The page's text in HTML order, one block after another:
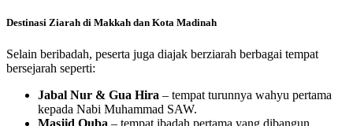
Destinasi Ziarah di Makkah dan Kota Madinah
Selain beribadah, peserta juga diajak berziarah berbagai tempat
bersejarah seperti:
Jabal Nur & Gua Hira – tempat turunnya wahyu pertama
kepada Nabi Muhammad SAW.
Masjid Quba – tempat ibadah pertama yang dibangun